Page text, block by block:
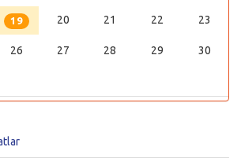
19 20 21 22 23
26 27 28 29 30